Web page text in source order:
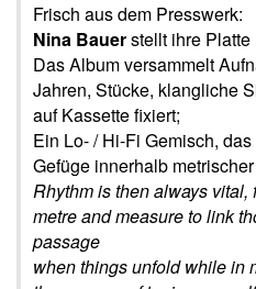
Frisch aus dem Presswerk:
Nina Bauerstellt ihre
Das Album versammelt
Jahren, Stücke, klangliche
auf Kassette fixiert;
Ein Lo- / Hi-Fi Gemisch,
Gefüge innerhalb
Rhythm is then always vital,
metre and measure to link
passage
when things unfold while in